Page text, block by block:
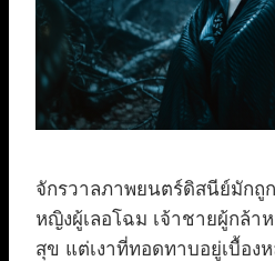
จักรวาลภาพยนตร์ดิสนีย์มักถู
หญิงผู้เลอโฉม เจ้าชายผู้กล้า
สุข แต่เงาที่ทอดทาบอยู่เบื้อง